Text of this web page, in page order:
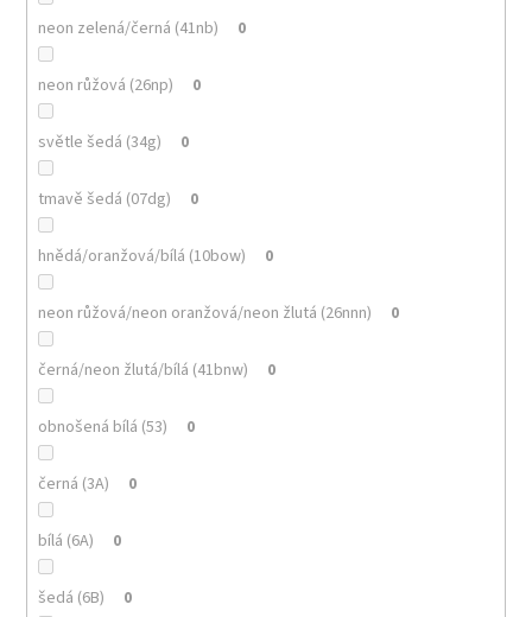
neon zelená/černá (41nb) 0
neon růžová (26np) 0
světle šedá (34g) 0
tmavě šedá (07dg) 0
hnědá/oranžová/bílá (10bow) 0
neon růžová/neon oranžová/neon žlutá (26nnn) 0
černá/neon žlutá/bílá (41bnw) 0
obnošená bílá (53) 0
černá (3A) 0
bílá (6A) 0
šedá (6B) 0